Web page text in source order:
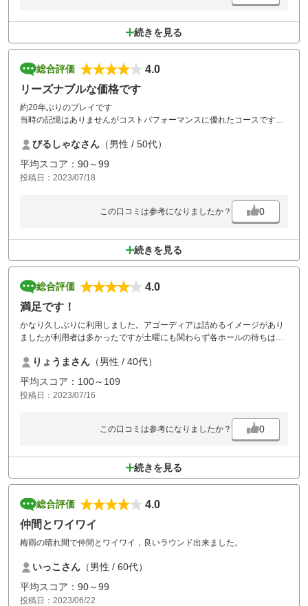
続きを見る
総合評価
4.0
リーズナブルな価格です
約20年ぶりのプレイです
当時の記憶はありませんがコストパフォーマンスに優れたコースですね
混んでいるのは仕方ないですが土曜で10000円ちょっとで昼食補助付き
はびっくりしました
また行きたです
びるしゃなさん （男性 / 50代）
平均スコア：90～99
投稿日：2023/07/18
この口コミは参考になりましたか？ 0
続きを見る
総合評価
4.0
満足です！
かなり久しぶりに利用しました。アゴーディアは詰めるイメージがあり
ましたが利用者は多かったですが土曜にも関わらず各ホールの待ちは2,3
後ろの組からコンペが入ってたのでその後ろだと待ちがたくさんあった
のかも。カートが結構あったので、、昼休憩は1時間半です。これはき
ちんと考えた方がいいです。経営の事もあるでしょうがゴルフ場によっ
て違うのは経営方法が他に比べて低下するんでしょうかね。利用者側の
食事はパッチタネルでコロナ対策かもしれませんが混雑してたら時間か
ので満足です。ありがとうございました。
りょうまさん （男性 / 40代）
平均スコア：100～109
投稿日：2023/07/16
この口コミは参考になりましたか？ 0
続きを見る
総合評価
4.0
仲間とワイワイ
梅雨の晴れ間で仲間とワイワイ，良いラウンド出来ました。
いっこさん （男性 / 60代）
平均スコア：90～99
投稿日：2023/06/22